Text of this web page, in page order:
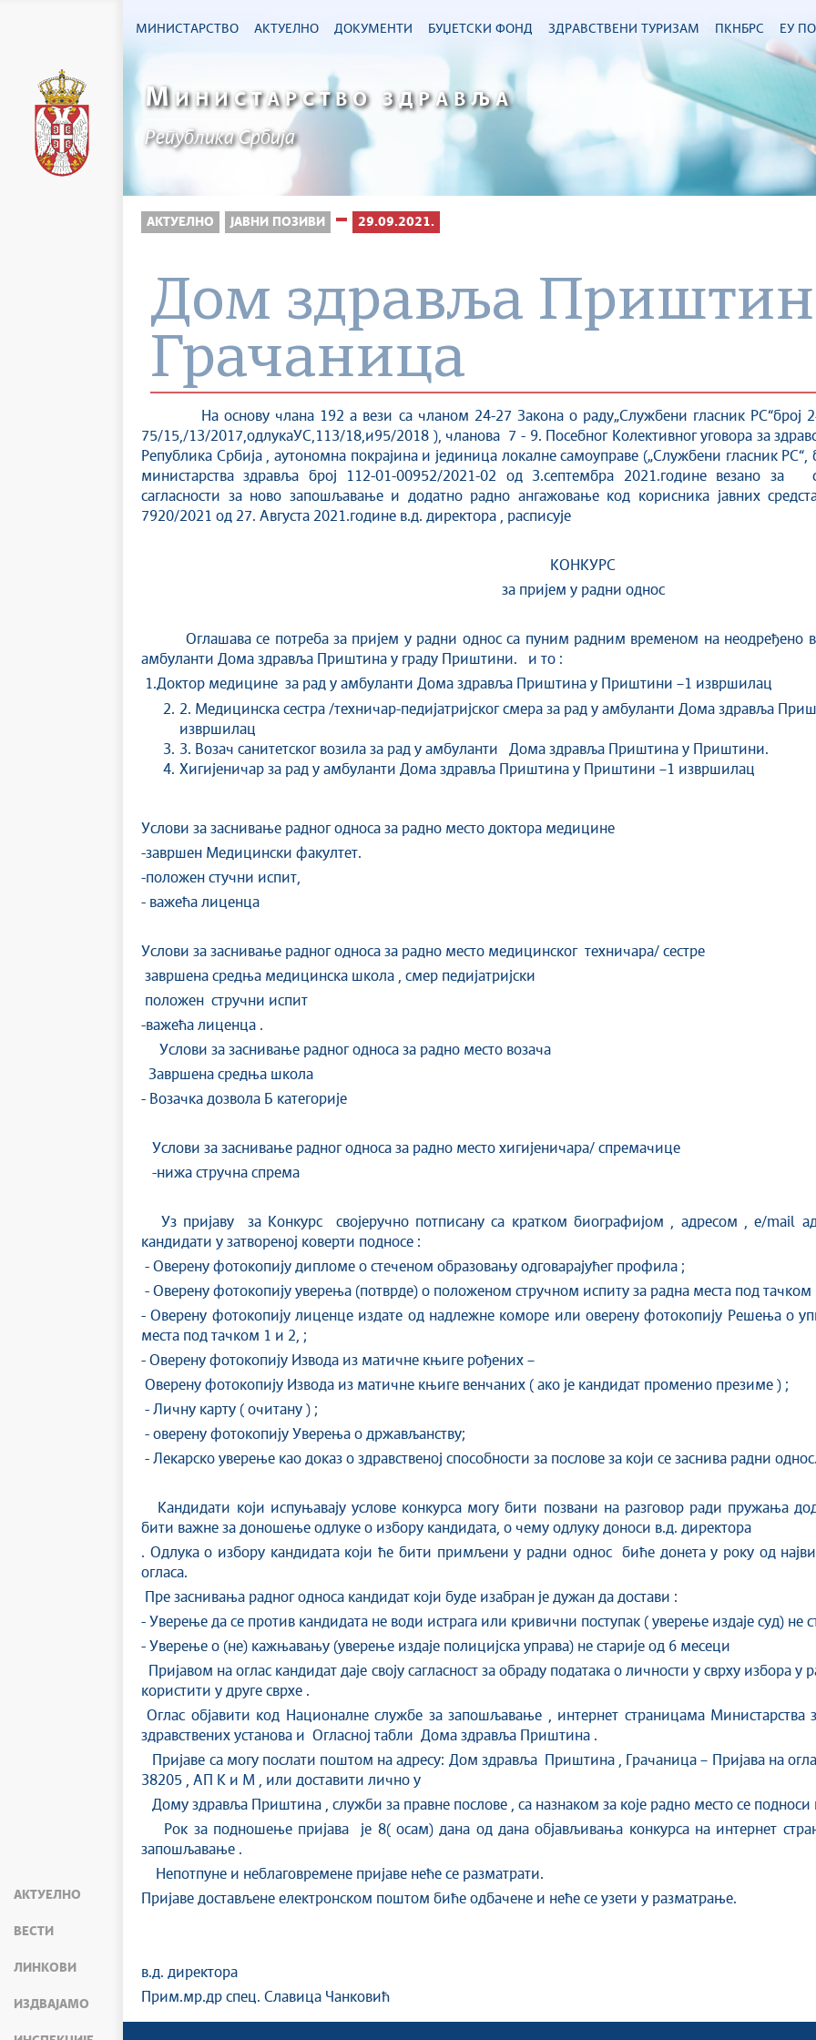
АКТУЕЛНО
ВЕСТИ
ЛИНКОВИ
ИЗДВАЈАМО
МИНИСТАРСТВО АКТУЕЛНО ДОКУМЕНТИ БУЏЕТСКИ ФОНД ЗДРАВСТВЕНИ ТУРИЗАМ ПКНБРС ЕУ
М ИНИСТАРСТВО ЗДРАВЉА
Република Србија
АКТУЕЛНО ЈАВНИ ПОЗИВИ 29.09.2021.
Дом здравља
Грачаница
На основу члана 192 а вези са чланом 24-27 Закона о раду„Службени гласник РС“број
75/15,/13/2017,одлукаУС,113/18,и95/2018 ), чланова 7 - 9. Посебног Колективног уговора за
Република Србија , аутономна покрајина и јединица локалне самоуправе („Службени гласник
министарства здравља број 112-01-00952/2021-02 од 3.септембра 2021.године везано за
сагласности за ново запошљавање и додатно радно ангажовање код корисника јавних
7920/2021 од 27. Августа 2021.године в.д. директора , расписује
КОНКУРС
за пријем у радни однос
Оглашава се потреба за пријем у радни однос са пуним радним временом на неодређено
амбуланти Дома здравља Приштина у граду Приштини. и то :
1.Доктор медицине за рад у амбуланти Домa здравља Приштина у Приштини –1 извршилац
2. Медицинска сестра /техничар-педијатријског смера за рад у амбуланти Домa здравља
извршилац
3. Возач санитетског возила за рад у амбуланти Домa здравља Приштина у Приштини.
Хигијеничар за рад у амбуланти Дома здравља Приштина у Приштини –1 извршилац
Услови за заснивање радног односа за радно место доктора медицине
-завршен Медицински факултет.
-положен стучни испит,
- важећа лиценца
Услови за заснивање радног односа за радно место медицинског техничара/ сестре
завршена средња медицинска школа , смер педијатријски
положен стручни испит
-важећа лиценца .
Услови за заснивање радног односа за радно место возача
Завршена средња школа
- Возачка дозвола Б категорије
Услови за заснивање радног односа за радно место хигијеничара/ спремачице
-нижа стручна спрема
Уз пријаву за Конкурс својеручно потписану са кратком биографијом , адресом , e/mail
кандидати у затвореној коверти подносе :
- Оверену фотокопију дипломе о стеченом образовању одговарајућег профила ;
- Оверену фотокопију уверења (потврде) о положеном стручном испиту за радна места под тачком
- Оверену фотокопију лиценце издате од надлежне коморе или оверену фотокопију Решења о
места под тачком 1 и 2, ;
- Оверену фотокопију Извода из матичне књиге рођених –
Оверену фотокопију Извода из матичне књиге венчаних ( ако је кандидат променио презиме ) ;
- Личну карту ( очитану ) ;
- оверену фотокопију Уверења о држављанству;
- Лекарско уверење као доказ о здравственој способности за послове за који се заснива радни однос.
Кандидати који испуњавају услове конкурса могу бити позвани на разговор ради пружања
бити важне за доношење одлуке о избору кандидата, о чему одлуку доноси в.д. директора
. Одлука о избору кандидата који ће бити примљени у радни однос биће донета у року од
огласа.
Пре заснивања радног односа кандидат који буде изабран је дужан да достави :
- Уверење да се против кандидата не води истрага или кривични поступак ( уверење издаје суд) не
- Уверење о (не) кажњавању (уверење издаје полицијска управа) не старије од 6 месеци
Пријавом на оглас кандидат даје своју сагласност за обраду података о личности у сврху избора
користити у друге сврхе .
Оглас објавити код Националне службе за запошљавање , интернет страницама Министарства
здравствених установа и Огласној табли Дома здравља Приштина .
Пријаве са могу послати поштом на адресу: Дом здравља Приштина , Грачаница – Пријава на
38205 , АП К и М , или доставити лично у
Дому здравља Приштина , служби за правне послове , са назнаком за које радно место се
Рок за подношење пријава је 8( осам) дана од дана објављивања конкурса на интернет
запошљавање .
Непотпуне и неблаговремене пријаве неће се разматрати.
Пријаве достављене електронском поштом биће одбачене и неће се узети у разматрање.
в.д. директора
Прим.мр.др спец. Славица Чанковић